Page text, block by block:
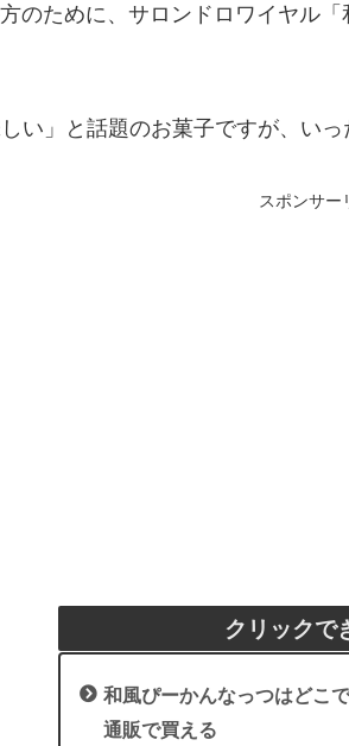
のために、サロンドロワイヤル
い」と話題のお菓子ですが、い
スポンサー
クリックで
和風ぴーかんなっつはどこ
通販で買える